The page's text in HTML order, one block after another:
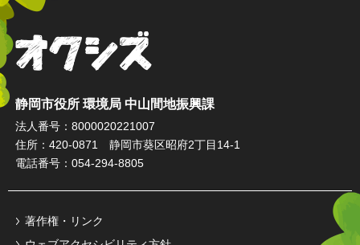
静岡市役所 環境局 中山間地振興課
法人番号：8000020221007
住所：420-0871 静岡市葵区昭府2丁目14-1
電話番号：054-294-8805
著作権・リンク